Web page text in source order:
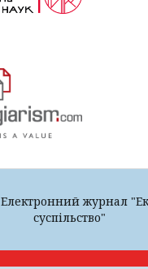
журнал
суспільство"